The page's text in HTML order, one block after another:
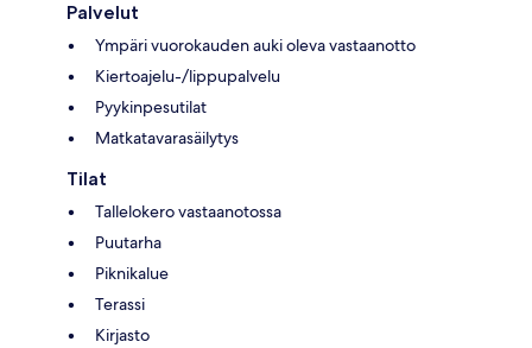
Palvelut
Ympäri vuorokauden auki oleva vastaanotto
Kiertoajelu-/lippupalvelu
Pyykinpesutilat
Matkatavarasäilytys
Tilat
Tallelokero vastaanotossa
Puutarha
Piknikalue
Terassi
Kirjasto